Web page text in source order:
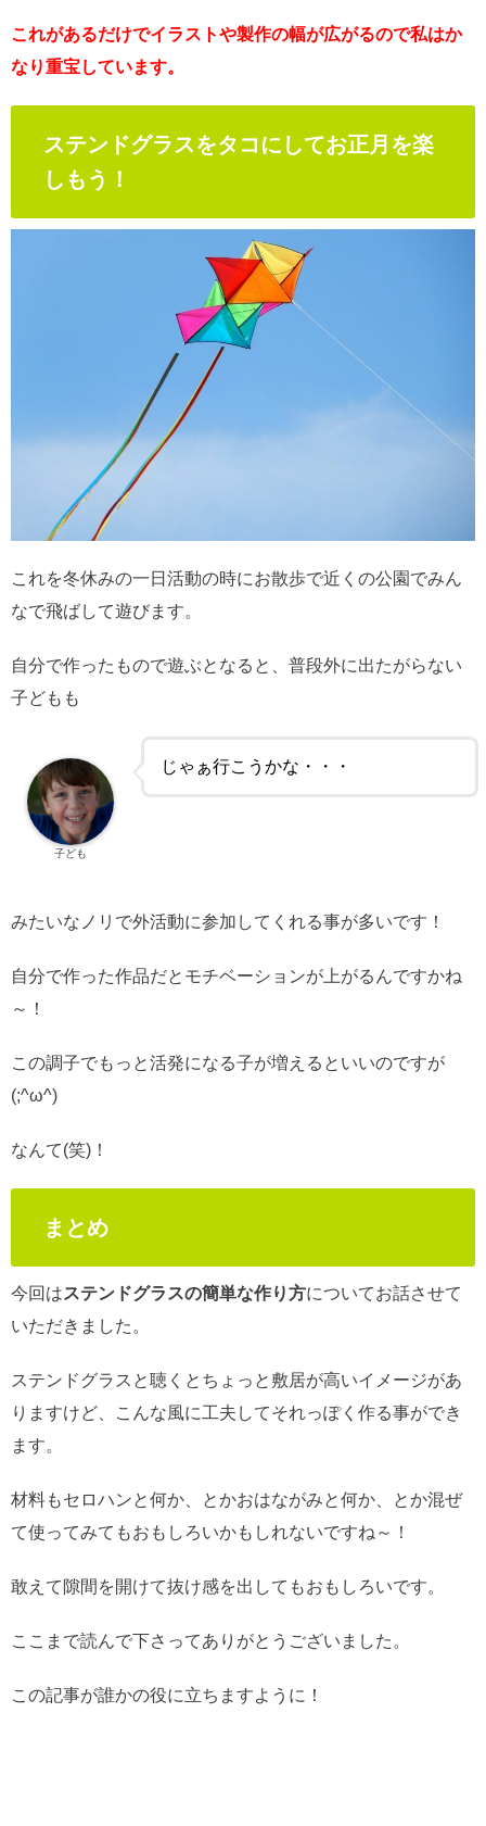
これがあるだけでイラストや製作の幅が広がるので私はか
なり重宝しています。
ステンドグラスをタコにしてお正月を楽
しもう！
これを冬休みの一日活動の時にお散歩で近くの公園でみん
なで飛ばして遊びます。
自分で作ったもので遊ぶとなると、普段外に出たがらない
子どもも
じゃぁ行こうかな・・・
子ども
みたいなノリで外活動に参加してくれる事が多いです！
自分で作った作品だとモチベーションが上がるんですかね
～！
この調子でもっと活発になる子が増えるといいのですが
(;^ω^)
なんて(笑)！
まとめ
今回はステンドグラスの簡単な作り方についてお話させて
いただきました。
ステンドグラスと聴くとちょっと敷居が高いイメージがあ
りますけど、こんな風に工夫してそれっぽく作る事ができ
ます。
材料もセロハンと何か、とかおはながみと何か、とか混ぜ
て使ってみてもおもしろいかもしれないですね～！
敢えて隙間を開けて抜け感を出してもおもしろいです。
ここまで読んで下さってありがとうございました。
この記事が誰かの役に立ちますように！